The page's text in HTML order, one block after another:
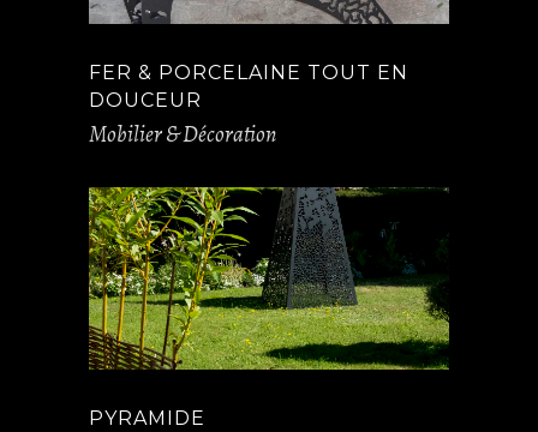
FER & PORCELAINE TOUT EN
DOUCEUR
Mobilier & Décoration
PYRAMIDE